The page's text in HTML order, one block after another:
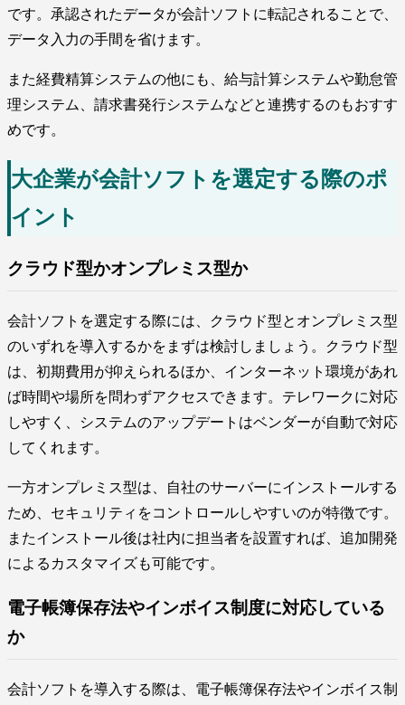
です。承認されたデータが会計ソフトに転記されることで、
データ入力の手間を省けます。
また経費精算システムの他にも、給与計算システムや勤怠管
理システム、請求書発行システムなどと連携するのもおすす
めです。
大企業が会計ソフトを選定する際のポ
イント
クラウド型かオンプレミス型か
会計ソフトを選定する際には、クラウド型とオンプレミス型
のいずれを導入するかをまずは検討しましょう。クラウド型
は、初期費用が抑えられるほか、インターネット環境があれ
ば時間や場所を問わずアクセスできます。テレワークに対応
しやすく、システムのアップデートはベンダーが自動で対応
してくれます。
一方オンプレミス型は、自社のサーバーにインストールする
ため、セキュリティをコントロールしやすいのが特徴です。
またインストール後は社内に担当者を設置すれば、追加開発
によるカスタマイズも可能です。
電子帳簿保存法やインボイス制度に対応している
か
会計ソフトを導入する際は、電子帳簿保存法やインボイス制